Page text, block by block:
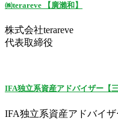
㈱terareve 【廣瀨和】
株式会社terareve
代表取締役
IFA独立系資産アドバイザー【三
IFA独立系資産アドバイザ